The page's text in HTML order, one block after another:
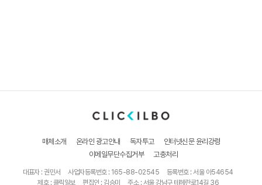
매체소개 온라인 광고안내 독자투고
인터넷신문 윤리강령
이메일무단수집거부
고충처리
대표자 : 권민서 사업자등록번호 : 165-88-02545
등록번호 : 서울 아54654
제호 : 클릭일보
편집인 : 김승미 주소 : 서울 강남구 테헤란로14길 36